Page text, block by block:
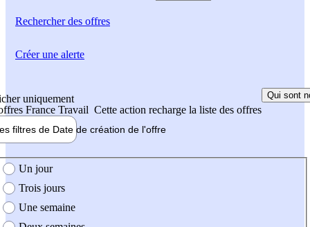
Rechercherdes offres
uniquement
France Travail Cette action recharge la liste des offres
Qui sont
filtres de Date de création de l'offre
création de l'offre
Un jour
Trois jours
Une semaine
Créer une alerte